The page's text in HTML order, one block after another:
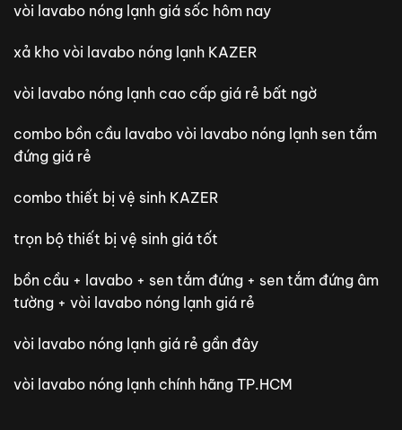
vòi lavabo nóng lạnh giá sốc hôm nay
xả kho vòi lavabo nóng lạnh KAZER
vòi lavabo nóng lạnh cao cấp giá rẻ bất ngờ
combo bồn cầu lavabo vòi lavabo nóng lạnh sen tắm
đứng giá rẻ
combo thiết bị vệ sinh KAZER
trọn bộ thiết bị vệ sinh giá tốt
bồn cầu + lavabo + sen tắm đứng + sen tắm đứng âm
tường + vòi lavabo nóng lạnh giá rẻ
vòi lavabo nóng lạnh giá rẻ gần đây
vòi lavabo nóng lạnh chính hãng TP.HCM